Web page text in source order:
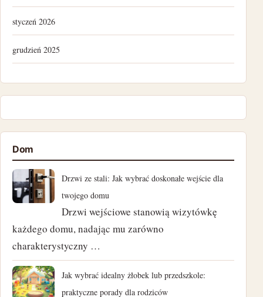
styczeń 2026
grudzień 2025
listopad 2024
październik 2024
wrzesień 2024
lipiec 2024
czerwiec 2024
Dom
Drzwi ze stali: Jak wybrać doskonałe wejście dla
twojego domu
Drzwi wejściowe stanowią wizytówkę
każdego domu, nadając mu zarówno
charakterystyczny …
Jak wybrać idealny żłobek lub przedszkole:
praktyczne porady dla rodziców